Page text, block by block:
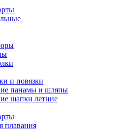
и повязки
панамы и шляпы
шапки летние
плавания